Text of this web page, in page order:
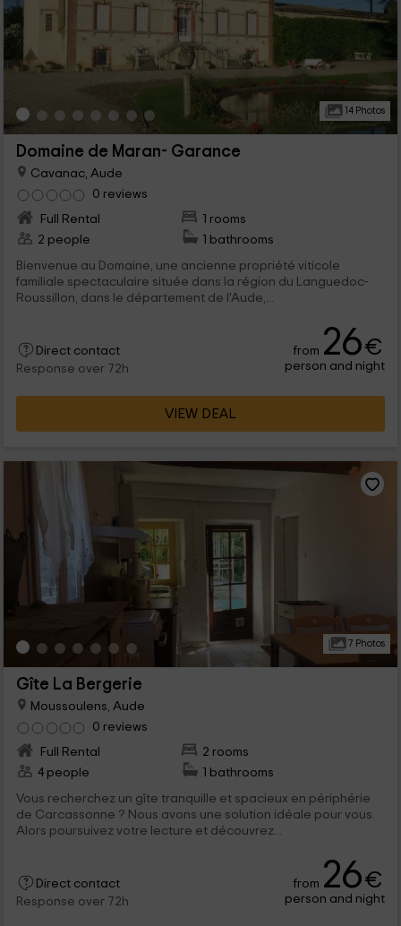
14 Photos
Domaine de Maran- Garance
Cavanac, Aude
0 reviews
Full Rental
1 rooms
2 people
1 bathrooms
Bienvenue au Domaine, une ancienne propriété viticole
familiale spectaculaire située dans la région du Languedoc-
Roussillon, dans le département de l'Aude,...
Direct contact
Response over 72h
from 26€
person and night
VIEW DEAL
7 Photos
Gîte La Bergerie
Moussoulens, Aude
0 reviews
Full Rental
2 rooms
4 people
1 bathrooms
Vous recherchez un gîte tranquille et spacieux en périphérie
de Carcassonne ? Nous avons une solution idéale pour vous.
Alors poursuivez votre lecture et découvrez...
Direct contact
Response over 72h
from 26€
person and night